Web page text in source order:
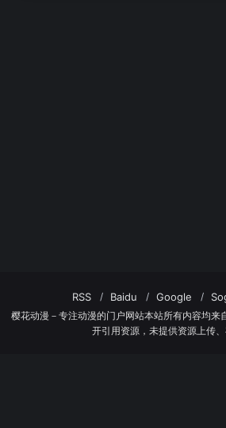
RSS Baidu Google
樱花动漫－专注动漫的门户网站本站所有内容均来
开引用资源，未提供资源上传